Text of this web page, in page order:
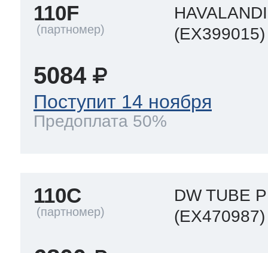
110F
(EX399015)
5084
Поступит 14 ноября
Предоплата 50%
110C
DW TUBE
(EX470987)